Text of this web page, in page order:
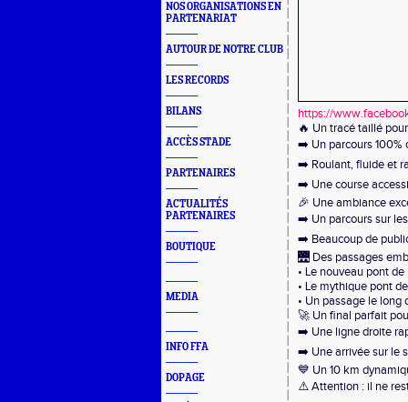
NOS ORGANISATIONS EN
PARTENARIAT
AUTOUR DE NOTRE CLUB
LES RECORDS
BILANS
ACCÈS STADE
PARTENAIRES
ACTUALITÉS
PARTENAIRES
BOUTIQUE
MEDIA
INFO FFA
DOPAGE
https://
🔥 Un tracé taillé
➡️ Un parcours 100%
➡️ Roulant, fluide et
➡️ Une course
🎉 Une ambiance
➡️ Un parcours sur
➡️ Beaucoup de
🌉 Des passages
• Le nouveau pont
• Le mythique pont
• Un passage le long
🚀 Un final parfait
➡️ Une ligne droite
➡️ Une arrivée sur le
💙 Un 10 km
⚠️ Attention : il ne